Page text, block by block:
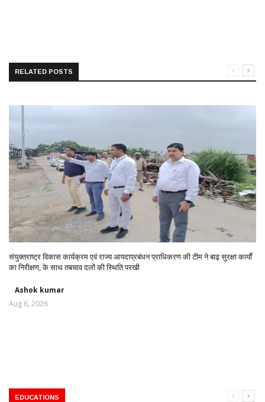
RELATED POSTS
संयुक्तराष्ट्र विकास कार्यक्रम एवं राज्य आपदाप्रबंधन प्राधिकरण की टीम ने बाढ़ सुरक्षा कार्यों
का निरीक्षण, के साथ तबचाव दलों की स्थिति परखी
Ashok kumar
Aug 6, 2026
EDUCATIONS